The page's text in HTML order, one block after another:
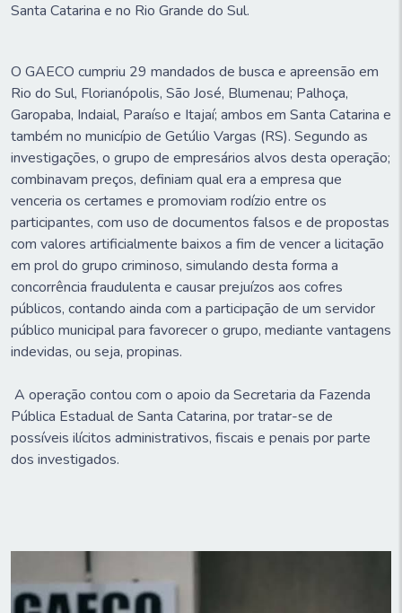
Santa Catarina e no Rio Grande do Sul.
O GAECO cumpriu 29 mandados de busca e apreensão em
Rio do Sul, Florianópolis, São José, Blumenau; Palhoça,
Garopaba, Indaial, Paraíso e Itajaí; ambos em Santa Catarina e
também no município de Getúlio Vargas (RS). Segundo as
investigações, o grupo de empresários alvos desta operação;
combinavam preços, definiam qual era a empresa que
venceria os certames e promoviam rodízio entre os
participantes, com uso de documentos falsos e de propostas
com valores artificialmente baixos a fim de vencer a licitação
em prol do grupo criminoso, simulando desta forma a
concorrência fraudulenta e causar prejuízos aos cofres
públicos, contando ainda com a participação de um servidor
público municipal para favorecer o grupo, mediante vantagens
indevidas, ou seja, propinas.
A operação contou com o apoio da Secretaria da Fazenda
Pública Estadual de Santa Catarina, por tratar-se de
possíveis ilícitos administrativos, fiscais e penais por parte
dos investigados.